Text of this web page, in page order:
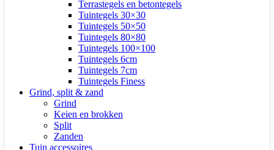
Terrastegels en betontegels
Tuintegels 30×30
Tuintegels 50×50
Tuintegels 80×80
Tuintegels 100×100
Tuintegels 6cm
Tuintegels 7cm
Tuintegels Finess
Grind, split & zand
Grind
Keien en brokken
Split
Zanden
Tuin accessoires